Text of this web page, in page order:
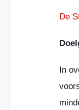
De
In